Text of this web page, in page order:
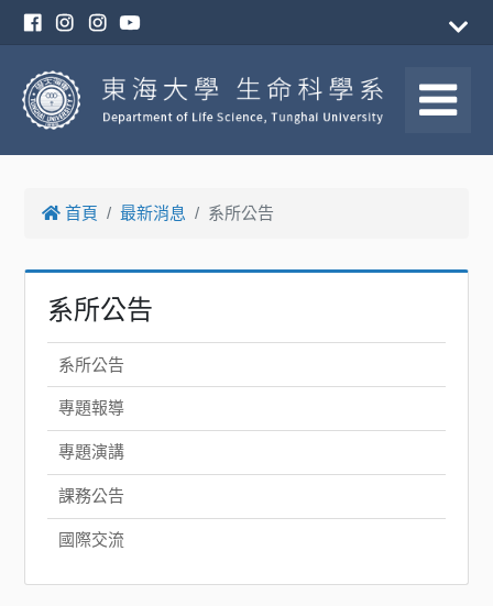
首頁 最新消息 系所公告
系所公告
系所公告
專題報導
專題演講
課務公告
國際交流